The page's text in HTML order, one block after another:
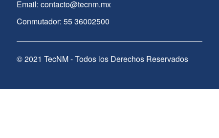
Email: contacto@tecnm.mx
Conmutador: 55 36002500
© 2021 TecNM - Todos los Derechos Reservados